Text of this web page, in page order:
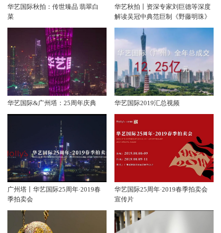
华艺国际秋拍：传世臻品 翡翠白
菜
华艺秋拍丨资深专家刘巨德等深度
解读吴冠中典范巨制《野藤明珠》
华艺国际&广州塔：25周年庆典 华艺国际2019汇总视频
广州塔丨华艺国际25周年·2019春
季拍卖会
华艺国际25周年·2019春季拍卖会
宣传片